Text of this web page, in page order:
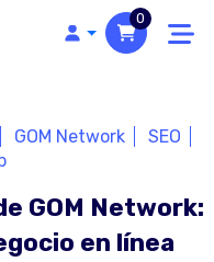
0
GOM Network:
en línea
GOM Network
SEO